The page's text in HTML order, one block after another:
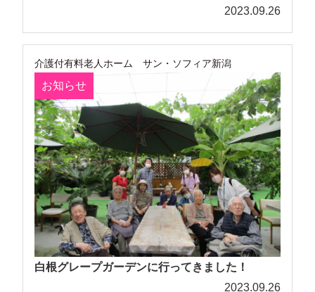
2023.09.26
介護付有料老人ホーム サン・ソフィア新潟
お知らせ
白根グレープガーデンに行ってきました！
2023.09.26